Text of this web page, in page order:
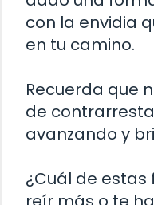
con la envidia
en tu camino.
Recuerda que
de
avanzando y
¿Cuál de